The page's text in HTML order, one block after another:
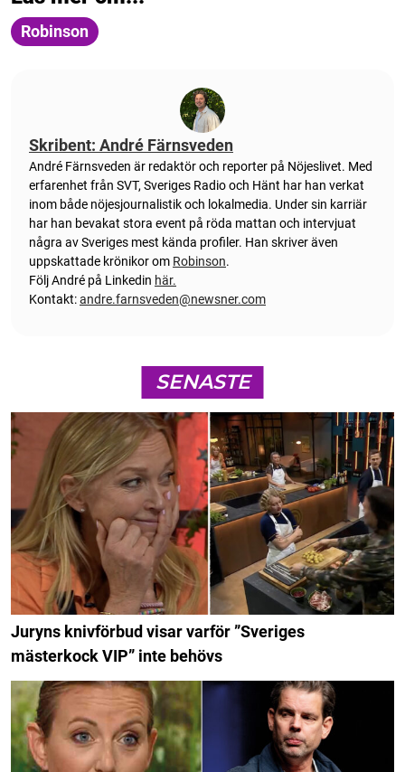
Robinson
Skribent: André Färnsveden
André Färnsveden är redaktör och reporter på Nöjeslivet. Med
erfarenhet från SVT, Sveriges Radio och Hänt har han verkat
inom både nöjesjournalistik och lokalmedia. Under sin karriär
har han bevakat stora event på röda mattan och intervjuat
några av Sveriges mest kända profiler. Han skriver även
uppskattade krönikor om Robinson.
Följ André på Linkedin här.
Kontakt:andre.farnsveden@newsner.com
SENASTE
Juryns knivförbud visar varför ”Sveriges
mästerkock VIP” inte behövs